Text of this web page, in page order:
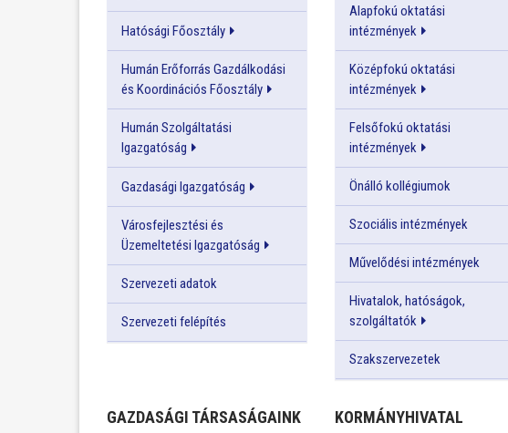
Hatósági Főosztály
Humán Erőforrás Gazdálkodási
és Koordinációs Főosztály
Humán Szolgáltatási
Igazgatóság
Gazdasági Igazgatóság
Városfejlesztési és
Üzemeltetési Igazgatóság
Szervezeti adatok
Szervezeti felépítés
Alapfokú oktatási
intézmények
Középfokú oktatási
intézmények
Felsőfokú oktatási
intézmények
Önálló kollégiumok
Szociális intézmények
Művelődési intézmények
Hivatalok, hatóságok,
szolgáltatók
Szakszervezetek
GAZDASÁGI TÁRSASÁGAINK KORMÁNYHIVATAL